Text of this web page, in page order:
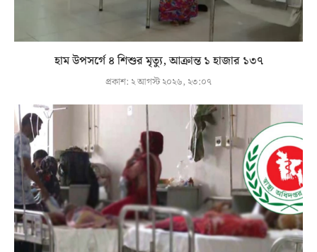
হাম উপসর্গে ৪ শিশুর মৃত্যু, আক্রান্ত ১ হাজার ১৩৭
প্রকাশ: ২ আগস্ট ২০২৬, ২৩:০৭